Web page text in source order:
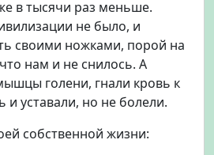
в тысячи раз меньше.
не было, и
своими ножками, порой на
нам и не снилось. А
голени, гнали кровь к
и уставали, но не болели.
собственной жизни: